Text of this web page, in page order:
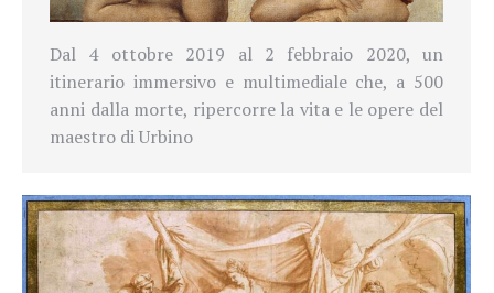
Dal 4 ottobre 2019 al 2 febbraio 2020, un
itinerario immersivo e multimediale che, a 500
anni dalla morte, ripercorre la vita e le opere del
maestro di Urbino